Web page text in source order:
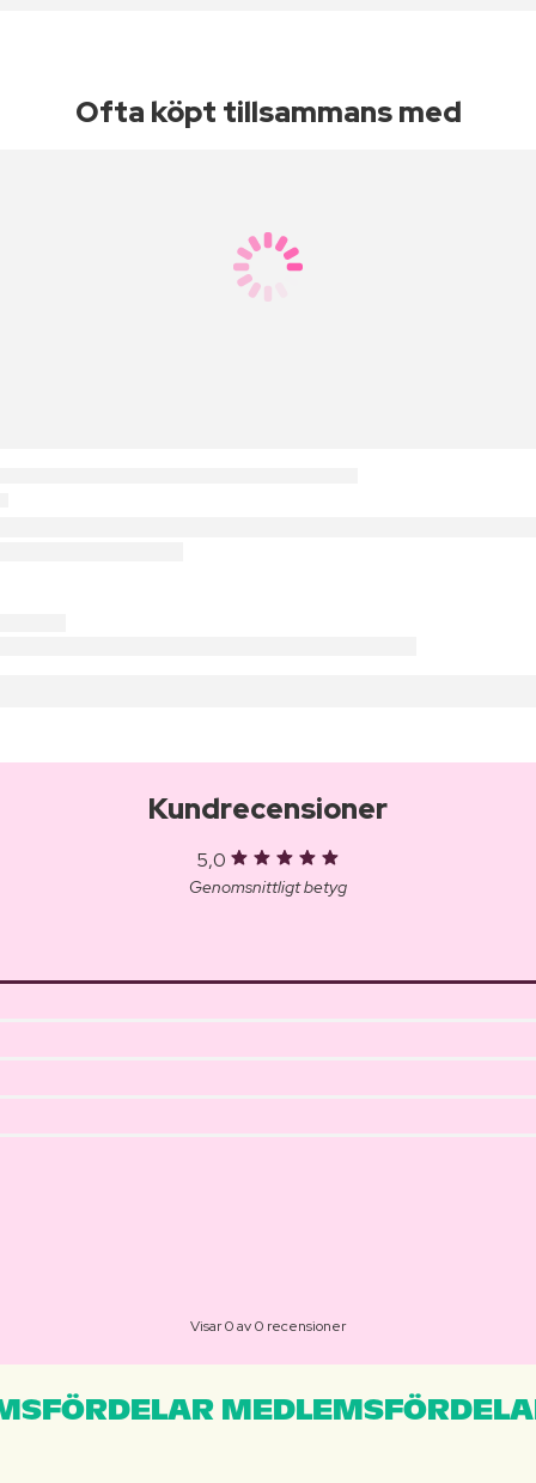
Ofta köpt tillsammans med
Kundrecensioner
5,0
Genomsnittligt betyg
Visar 0 av 0 recensioner